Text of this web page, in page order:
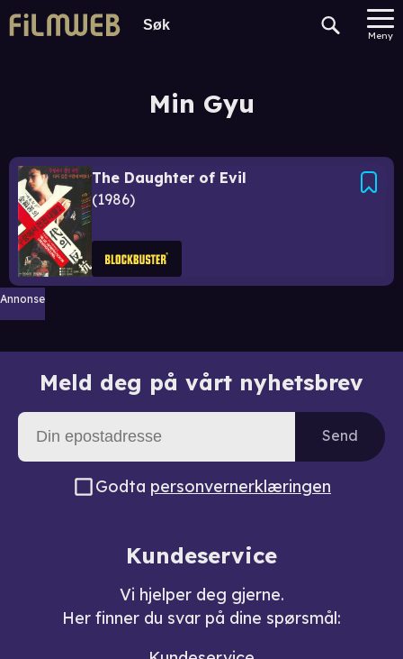
Meny
Min Gyu
The Daughter of Evil
1986
Annonse
Meld deg på vårt nyhetsbrev
Send
Godta personvernerklæringen
Kundeservice
Vi hjelper deg gjerne.
Her finner du svar på dine spørsmål: